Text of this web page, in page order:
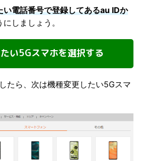
い電話番号で登録してあるau IDか
しましょう。
い5Gスマホを選択する
たら、次は機種変更したい5Gスマ